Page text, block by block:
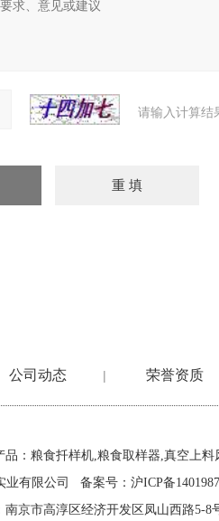
请输入计算结
公司动态 | 荣誉资质
品：粮食扦样机,粮食取样器,真空上料
业有限公司 备案号： 沪ICP备
南京市高淳区经济开发区凤山西路5-8